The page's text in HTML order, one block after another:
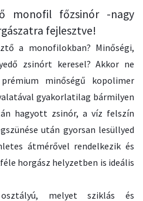
monofil főzsinór -nagy
fejlesztve!
a monofilokban? Minőségi,
zsinórt keresel? Akkor ne
minőségű kopolimer
gyakorlatilag bármilyen
hagyott zsinór, a víz felszín
után gyorsan lesüllyed
átmérővel rendelkezik és
horgász helyzetben is ideális
melyet sziklás és